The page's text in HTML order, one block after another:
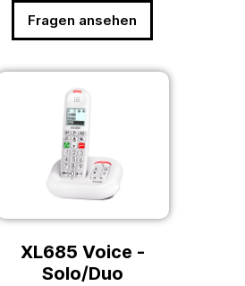
Fragen ansehen
XL685 Voice -
Solo/Duo